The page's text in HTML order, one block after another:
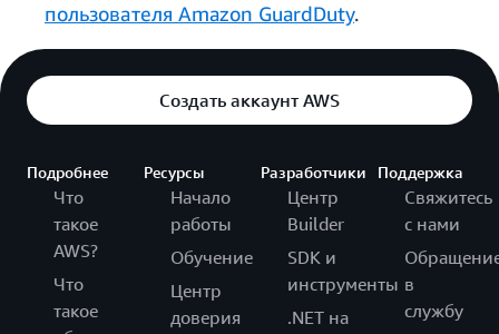
пользователя Amazon GuardDuty.
Создать аккаунт AWS
Подробнее
Что
такое
AWS?
Что
такое
Ресурсы
Начало
работы
Обучение
Центр
доверия
Разработчики
Центр
Builder
SDK и
инструменты
.NET на
Поддержка
Свяжитесь
с нами
в
службу